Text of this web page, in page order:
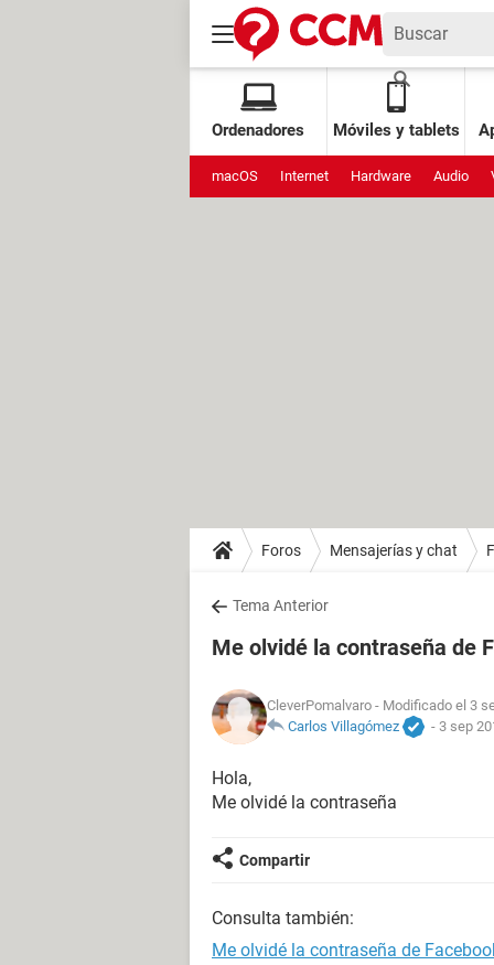
Ordenadores Móviles y tablets
macOS Internet Hardware Audio
Foros Mensajerías y chat
Tema Anterior
Me olvidé la contraseña de
CleverPomalvaro - Modificado el 3
Carlos Villagómez
- 3 sep
Hola,
Me olvidé la contraseña
Compartir
Consulta también:
Me olvidé la contraseña de